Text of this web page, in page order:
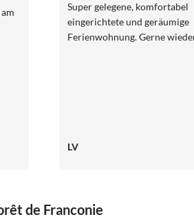
Rennsteigblick
Super gelegene, komfortabel
eingerichtete und geräumige
Ferienwohnung. Gerne
LV
de Franconie